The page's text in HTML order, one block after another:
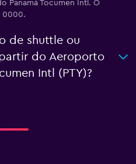
Panamá Tocumen Intl. O
0000.
de shuttle ou
do Aeroporto
Intl (PTY)?